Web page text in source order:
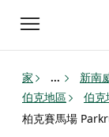
Toggle
navigation
家 ... 新南
伯克地區
伯
柏克賽馬場